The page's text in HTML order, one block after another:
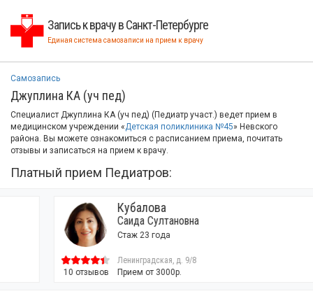
Запись к врачу в Санкт-Петербурге
Единая система самозаписи на прием к врачу
Самозапись
Джуплина КА (уч пед)
Специалист Джуплина КА (уч пед) (Педиатр участ.) ведет прием в
медицинском учреждении «Детская поликлиника №45» Невского
района. Вы можете ознакомиться с расписанием приема, почитать
отзывы и записаться на прием к врачу.
Платный прием Педиатров:
10 отзывов
Кубалова
Саида Султановна
Стаж 23 года
Ленинградская, д. 9/8
Прием от 3000р.